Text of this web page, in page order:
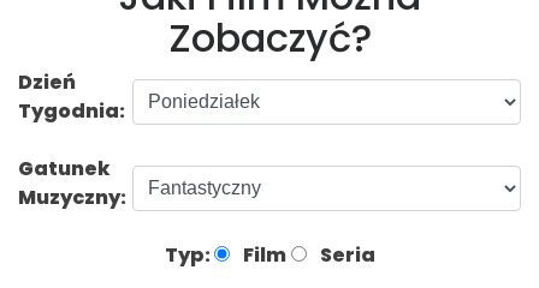
Zobaczyć?
Dzień
Tygodnia:
Gatunek
Muzyczny:
Typ: Film Seria